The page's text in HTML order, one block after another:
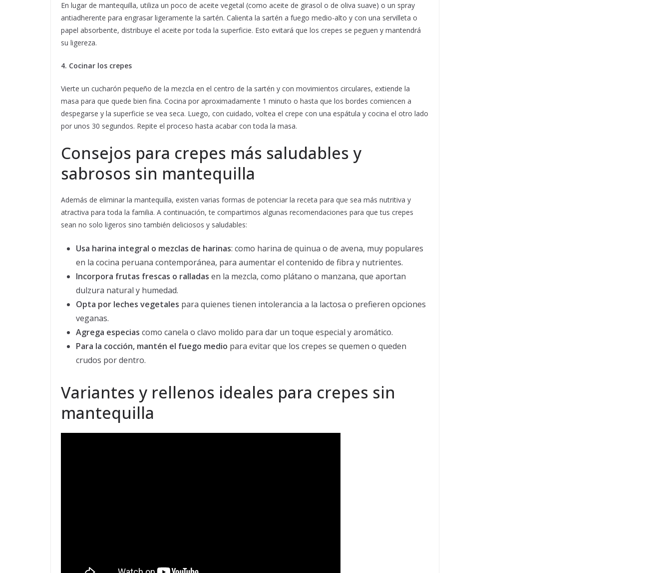
En lugar de mantequilla, utiliza un poco de aceite vegetal (como aceite de girasol o de oliva suave) o un spray
antiadherente para engrasar ligeramente la sartén. Calienta la sartén a fuego medio-alto y con una servilleta o
papel absorbente, distribuye el aceite por toda la superficie. Esto evitará que los crepes se peguen y mantendrá
su ligereza.
4. Cocinar los crepes
Vierte un cucharón pequeño de la mezcla en el centro de la sartén y con movimientos circulares, extiende la
masa para que quede bien fina. Cocina por aproximadamente 1 minuto o hasta que los bordes comiencen a
despegarse y la superficie se vea seca. Luego, con cuidado, voltea el crepe con una espátula y cocina el otro lado
por unos 30 segundos. Repite el proceso hasta acabar con toda la masa.
Consejos para crepes más saludables y
sabrosos sin mantequilla
Además de eliminar la mantequilla, existen varias formas de potenciar la receta para que sea más nutritiva y
atractiva para toda la familia. A continuación, te compartimos algunas recomendaciones para que tus crepes
sean no solo ligeros sino también deliciosos y saludables:
Usa harina integral o mezclas de harinas: como harina de quinua o de avena, muy populares
en la cocina peruana contemporánea, para aumentar el contenido de fibra y nutrientes.
Incorpora frutas frescas o ralladas en la mezcla, como plátano o manzana, que aportan
dulzura natural y humedad.
Opta por leches vegetales para quienes tienen intolerancia a la lactosa o prefieren opciones
veganas.
Agrega especias como canela o clavo molido para dar un toque especial y aromático.
Para la cocción, mantén el fuego medio para evitar que los crepes se quemen o queden
crudos por dentro.
Variantes y rellenos ideales para crepes sin
mantequilla